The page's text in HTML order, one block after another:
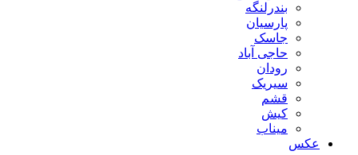
بندرلنگه
پارسیان
جاسک
حاجی آباد
رودان
سیریک
قشم
کیش
میناب
عکس